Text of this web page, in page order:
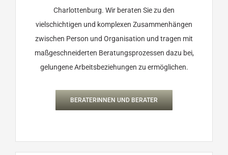
Charlottenburg. Wir beraten Sie zu den
vielschichtigen und komplexen Zusammenhängen
zwischen Person und Organisation und tragen mit
maßgeschneiderten Beratungsprozessen dazu bei,
gelungene Arbeitsbeziehungen zu ermöglichen.
BERATERINNEN UND BERATER